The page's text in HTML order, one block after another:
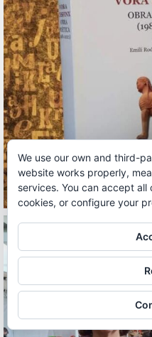
We use our own and third-
website works properly,
services. You can accept
cookies, or configure your